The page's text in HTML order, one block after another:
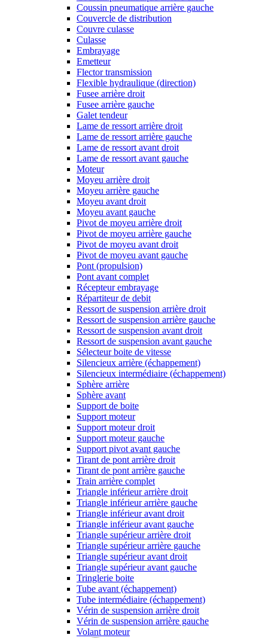
Coussin pneumatique arrière gauche
Couvercle de distribution
Couvre culasse
Culasse
Embrayage
Emetteur
Flector transmission
Flexible hydraulique (direction)
Fusee arrière droit
Fusee arrière gauche
Galet tendeur
Lame de ressort arrière droit
Lame de ressort arrière gauche
Lame de ressort avant droit
Lame de ressort avant gauche
Moteur
Moyeu arrière droit
Moyeu arrière gauche
Moyeu avant droit
Moyeu avant gauche
Pivot de moyeu arrière droit
Pivot de moyeu arrière gauche
Pivot de moyeu avant droit
Pivot de moyeu avant gauche
Pont (propulsion)
Pont avant complet
Récepteur embrayage
Répartiteur de debit
Ressort de suspension arrière droit
Ressort de suspension arrière gauche
Ressort de suspension avant droit
Ressort de suspension avant gauche
Sélecteur boite de vitesse
Silencieux arrière (échappement)
Silencieux intermédiaire (échappement)
Sphère arrière
Sphère avant
Support de boite
Support moteur
Support moteur droit
Support moteur gauche
Support pivot avant gauche
Tirant de pont arrière droit
Tirant de pont arrière gauche
Train arrière complet
Triangle inférieur arrière droit
Triangle inférieur arrière gauche
Triangle inférieur avant droit
Triangle inférieur avant gauche
Triangle supérieur arrière droit
Triangle supérieur arrière gauche
Triangle supérieur avant droit
Triangle supérieur avant gauche
Tringlerie boite
Tube avant (échappement)
Tube intermédiaire (échappement)
Vérin de suspension arrière droit
Vérin de suspension arrière gauche
Volant moteur